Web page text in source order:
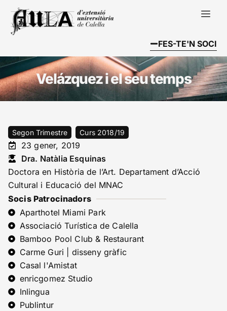
FES-TE'N SOCI
Velázquez i el seu temps
Segon Trimestre Curs 2018/19
23 gener, 2019
Dra. Natàlia Esquinas
Doctora en Història de l’Art. Departament d’Acció
Cultural i Educació del MNAC
Socis Patrocinadors
Aparthotel Miami Park
Associació Turística de Calella
Bamboo Pool Club & Restaurant
Carme Guri | disseny gràfic
Casal l'Amistat
enricgomez Studio
Inlingua
Publintur